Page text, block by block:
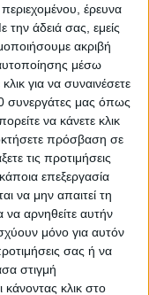
έρευνα
την άδειά σας, εμείς
ακριβή
μέσω
για να συναινέσετε
συνεργάτες μας όπως
να κάνετε κλικ
πρόσβαση σε
τις προτιμήσεις
επεξεργασία
να μην απαιτεί τη
αρνηθείτε αυτήν
μόνο για αυτόν
σας ή να
στιγμή
κάνοντας κλικ στο
2/4/2026
MOTORS
τις UM
Moore
στην
από
Metropolitan Expo